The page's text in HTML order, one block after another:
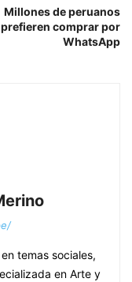
Millones de peruanos
prefieren comprar por
WhatsApp
temas sociales,
en Arte y